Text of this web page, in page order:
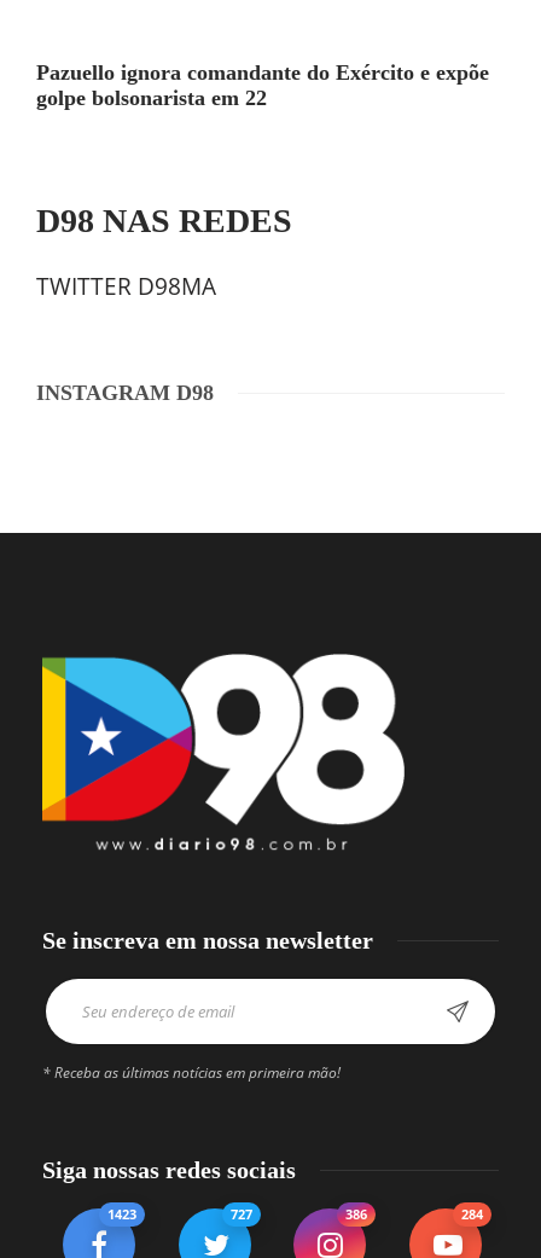
Pazuello ignora comandante do Exército e expõe
golpe bolsonarista em 22
D98 NAS REDES
TWITTER D98MA
INSTAGRAM D98
Se inscreva em nossa newsletter
* Receba as últimas notícias em primeira mão!
Siga nossas redes sociais
1423 727 386 284